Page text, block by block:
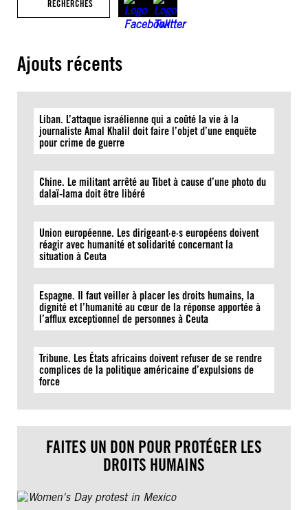
RECHERCHES
Ajouts récents
Liban. L’attaque israélienne qui a coûté la vie à la
journaliste Amal Khalil doit faire l’objet d’une enquête
pour crime de guerre
Chine. Le militant arrêté au Tibet à cause d’une photo du
dalaï-lama doit être libéré
Union européenne. Les dirigeant·e·s européens doivent
réagir avec humanité et solidarité concernant la
situation à Ceuta
Espagne. Il faut veiller à placer les droits humains, la
dignité et l’humanité au cœur de la réponse apportée à
l’afflux exceptionnel de personnes à Ceuta
Tribune. Les États africains doivent refuser de se rendre
complices de la politique américaine d’expulsions de
force
FAITES UN DON POUR PROTÉGER LES
DROITS HUMAINS